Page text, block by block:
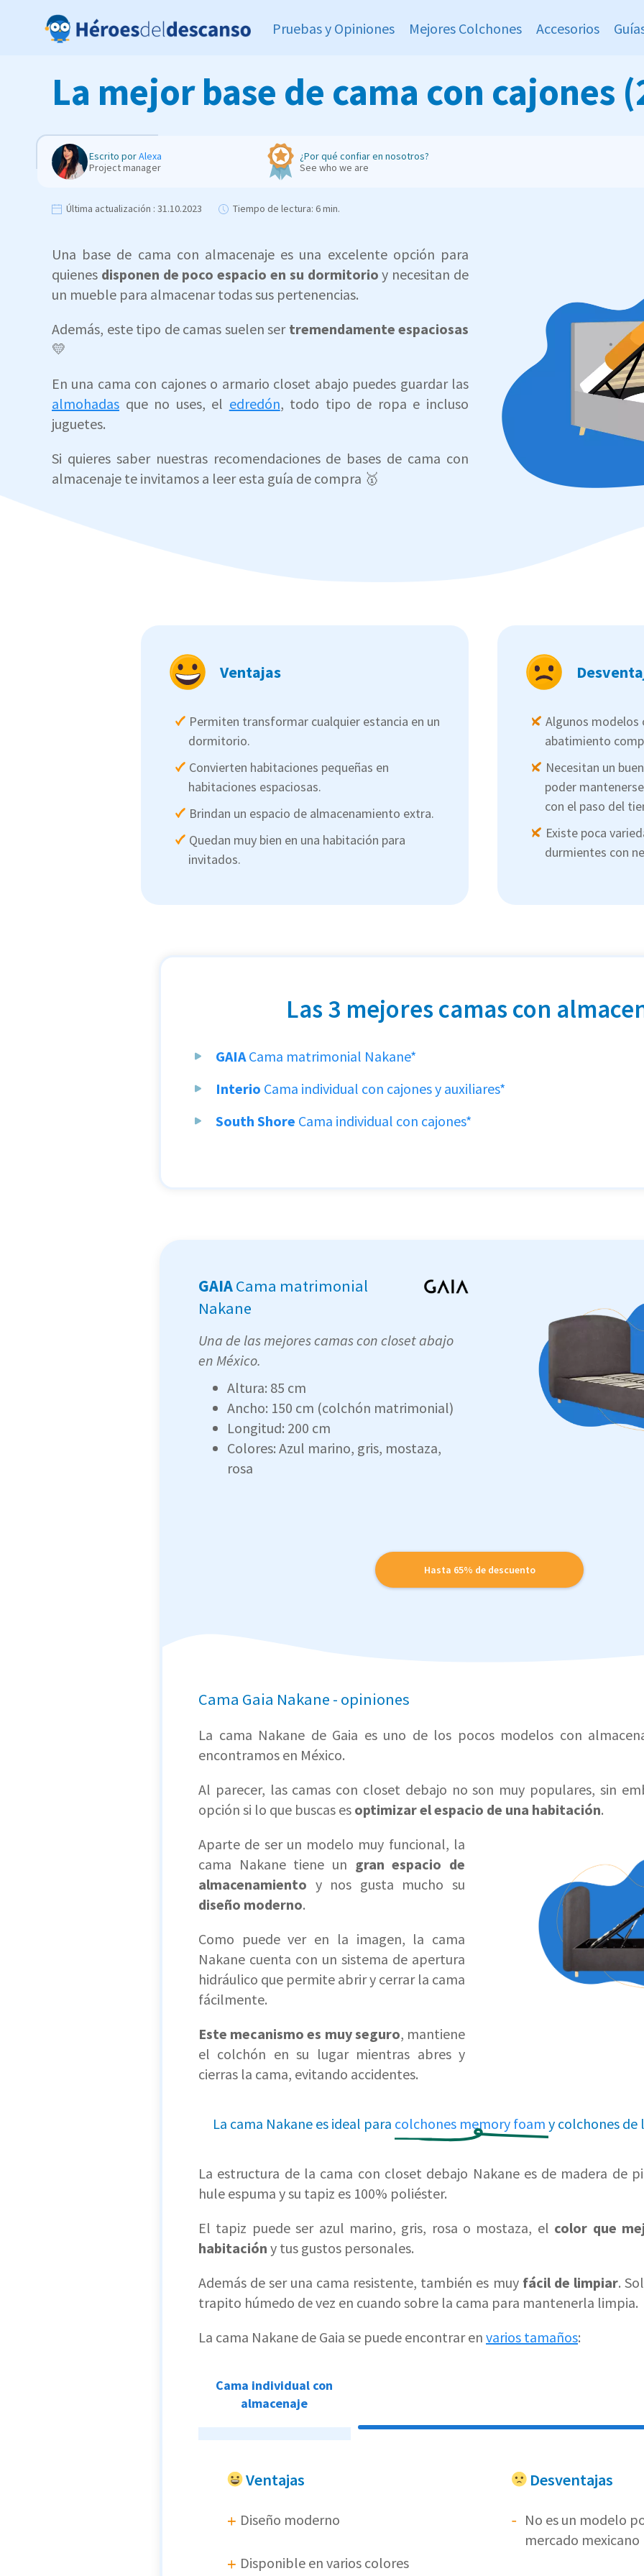
Pruebas y Opiniones Mejores Colchones Accesorios
La mejor base de cama con cajones
Escrito porAlexa
Project manager
¿Por qué confiar en nosotros?
See who we are
Última actualización : 31.10.2023 Tiempo de lectura: 6 min.
Una base de cama con almacenaje es una excelente opción para
quienes disponen de poco espacio en su dormitorioy necesitan de
un mueble para almacenar todas sus pertenencias.
Además, este tipo de camas suelen ser tremendamente espaciosas
💛
En una cama con cajones o armario closet abajo puedes guardar las
almohadas que no uses, el edredón, todo tipo de ropa e incluso
juguetes.
Si quieres saber nuestras recomendaciones de bases de cama con
almacenaje te invitamos a leer esta guía de compra 🥇
Ventajas
Permiten transformar cualquier estancia en un
dormitorio.
Convierten habitaciones pequeñas en
habitaciones espaciosas.
Brindan un espacio de almacenamiento extra.
Quedan muy bien en una habitación para
invitados.
Algunos modelos
abatimiento
Necesitan un
poder
con el paso del
Existe poca
durmientes con
Las 3 mejores camas con
GAIA Cama matrimonial Nakane*
Interio Cama individual con cajones y auxiliares*
South Shore Cama individual con cajones*
GAIACama matrimonial
Nakane
Una de las mejores camas con closet abajo
en México.
Altura: 85 cm
Ancho: 150 cm (colchón matrimonial)
Longitud: 200 cm
Colores: Azul marino, gris, mostaza,
rosa
Hasta 65% de descuento
Cama Gaia Nakane - opiniones
La cama Nakane de Gaia es uno de los pocos modelos con
encontramos en México.
Al parecer, las camas con closet debajo no son muy populares, sin
opción si lo que buscas es optimizar el espacio de una habitación.
Aparte de ser un modelo muy funcional, la
cama Nakane tiene un gran espacio de
almacenamiento y nos gusta mucho su
diseño moderno.
Como puede ver en la imagen, la cama
Nakane cuenta con un sistema de apertura
hidráulico que permite abrir y cerrar la cama
fácilmente.
Este mecanismo es muy seguro, mantiene
el colchón en su lugar mientras abres y
cierras la cama, evitando accidentes.
La cama Nakane es ideal para colchones memory foam y colchones de
La estructura de la cama con closet debajo Nakane es de madera de
hule espuma y su tapiz es 100% poliéster.
El tapiz puede ser azul marino, gris, rosa o mostaza, el color que
habitación y tus gustos personales.
Además de ser una cama resistente, también es muy fácil de limpiar.
trapito húmedo de vez en cuando sobre la cama para mantenerla limpia.
La cama Nakane de Gaia se puede encontrar en varios tamaños:
Cama individual con
almacenaje
con almacenaje
Cama queen con
Cama individual con
almacenaje
Cama queen con
Ventajas
Diseño moderno
Disponible en varios colores
Desventajas
No es un modelo
mercado mexicano